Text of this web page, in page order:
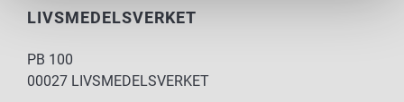
LIVSMEDELSVERKET
PB 100
00027 LIVSMEDELSVERKET